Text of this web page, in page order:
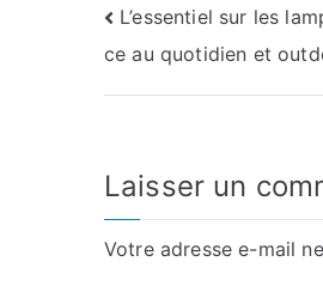
Navigation
de
L’essentiel sur les
ce au quotidien et
Laisser un
Votre adresse e-mail